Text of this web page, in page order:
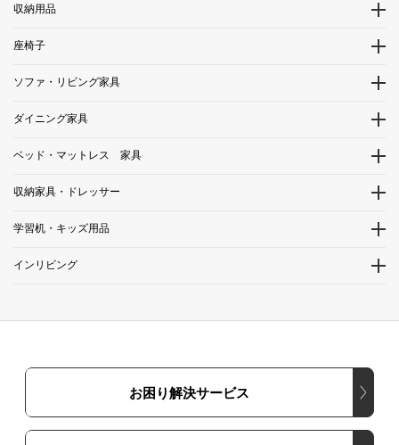
収納用品
座椅子
ソファ・リビング家具
ダイニング家具
ベッド・マットレス 家具
収納家具・ドレッサー
学習机・キッズ用品
インリビング
お困り解決サービス